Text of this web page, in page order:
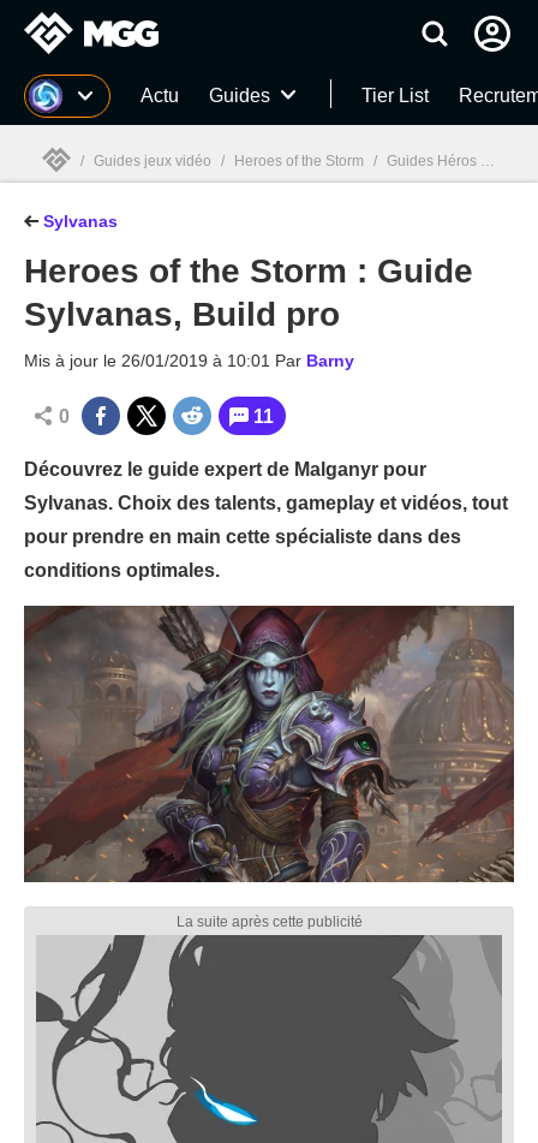
MGG Actu Guides Tier List
MGG
/ Guides jeux vidéo / Heroes of the Storm / Guides Héros HOTS
Sylvanas
Heroes of the Storm : Guide
Sylvanas, Build pro
Mis à jour le 26/01/2019 à 10:01 Par Barny
0 11
Découvrez le guide expert de Malganyr pour
Sylvanas. Choix des talents, gameplay et vidéos, tout
pour prendre en main cette spécialiste dans des
conditions optimales.